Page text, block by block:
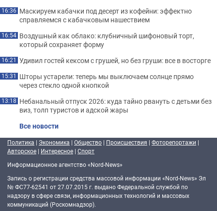
16:36 Маскируем кабачки под десерт из кофейни: эффектно
справляемся с кабачковым нашествием
16:54 Воздушный как облако: клубничный шифоновый торт,
который сохраняет форму
16:21 Удивил гостей кексом с грушей, но без груши: все в восторге
15:31 Шторы устарели: теперь мы выключаем солнце прямо
через стекло одной кнопкой
13:18 Небанальный отпуск 2026: куда тайно рвануть с детьми без
виз, толп туристов и адской жары
Все новости
Политика | Экономика | Общество | Происшествия | Фоторепортажи |
Авторское | Интересное | Спорт
Информационное агентство «Nord-News»
Запись о регистрации средства массовой информации «Nord-News» Эл
№ ФС77-62541 от 27.07.2015 г. выдано Федеральной службой по
надзору в сфере связи, информационных технологий и массовых
коммуникаций (Роскомнадзор).